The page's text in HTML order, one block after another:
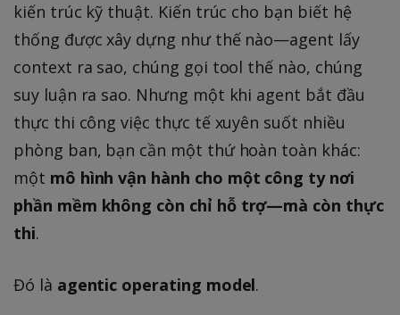
kiến trúc kỹ thuật. Kiến trúc cho bạn biết hệ
thống được xây dựng như thế nào—agent lấy
context ra sao, chúng gọi tool thế nào, chúng
suy luận ra sao. Nhưng một khi agent bắt đầu
thực thi công việc thực tế xuyên suốt nhiều
phòng ban, bạn cần một thứ hoàn toàn khác:
một mô hình vận hành cho một công ty nơi
phần mềm không còn chỉ hỗ trợ—mà còn thực
thi.
Đó là agentic operating model.